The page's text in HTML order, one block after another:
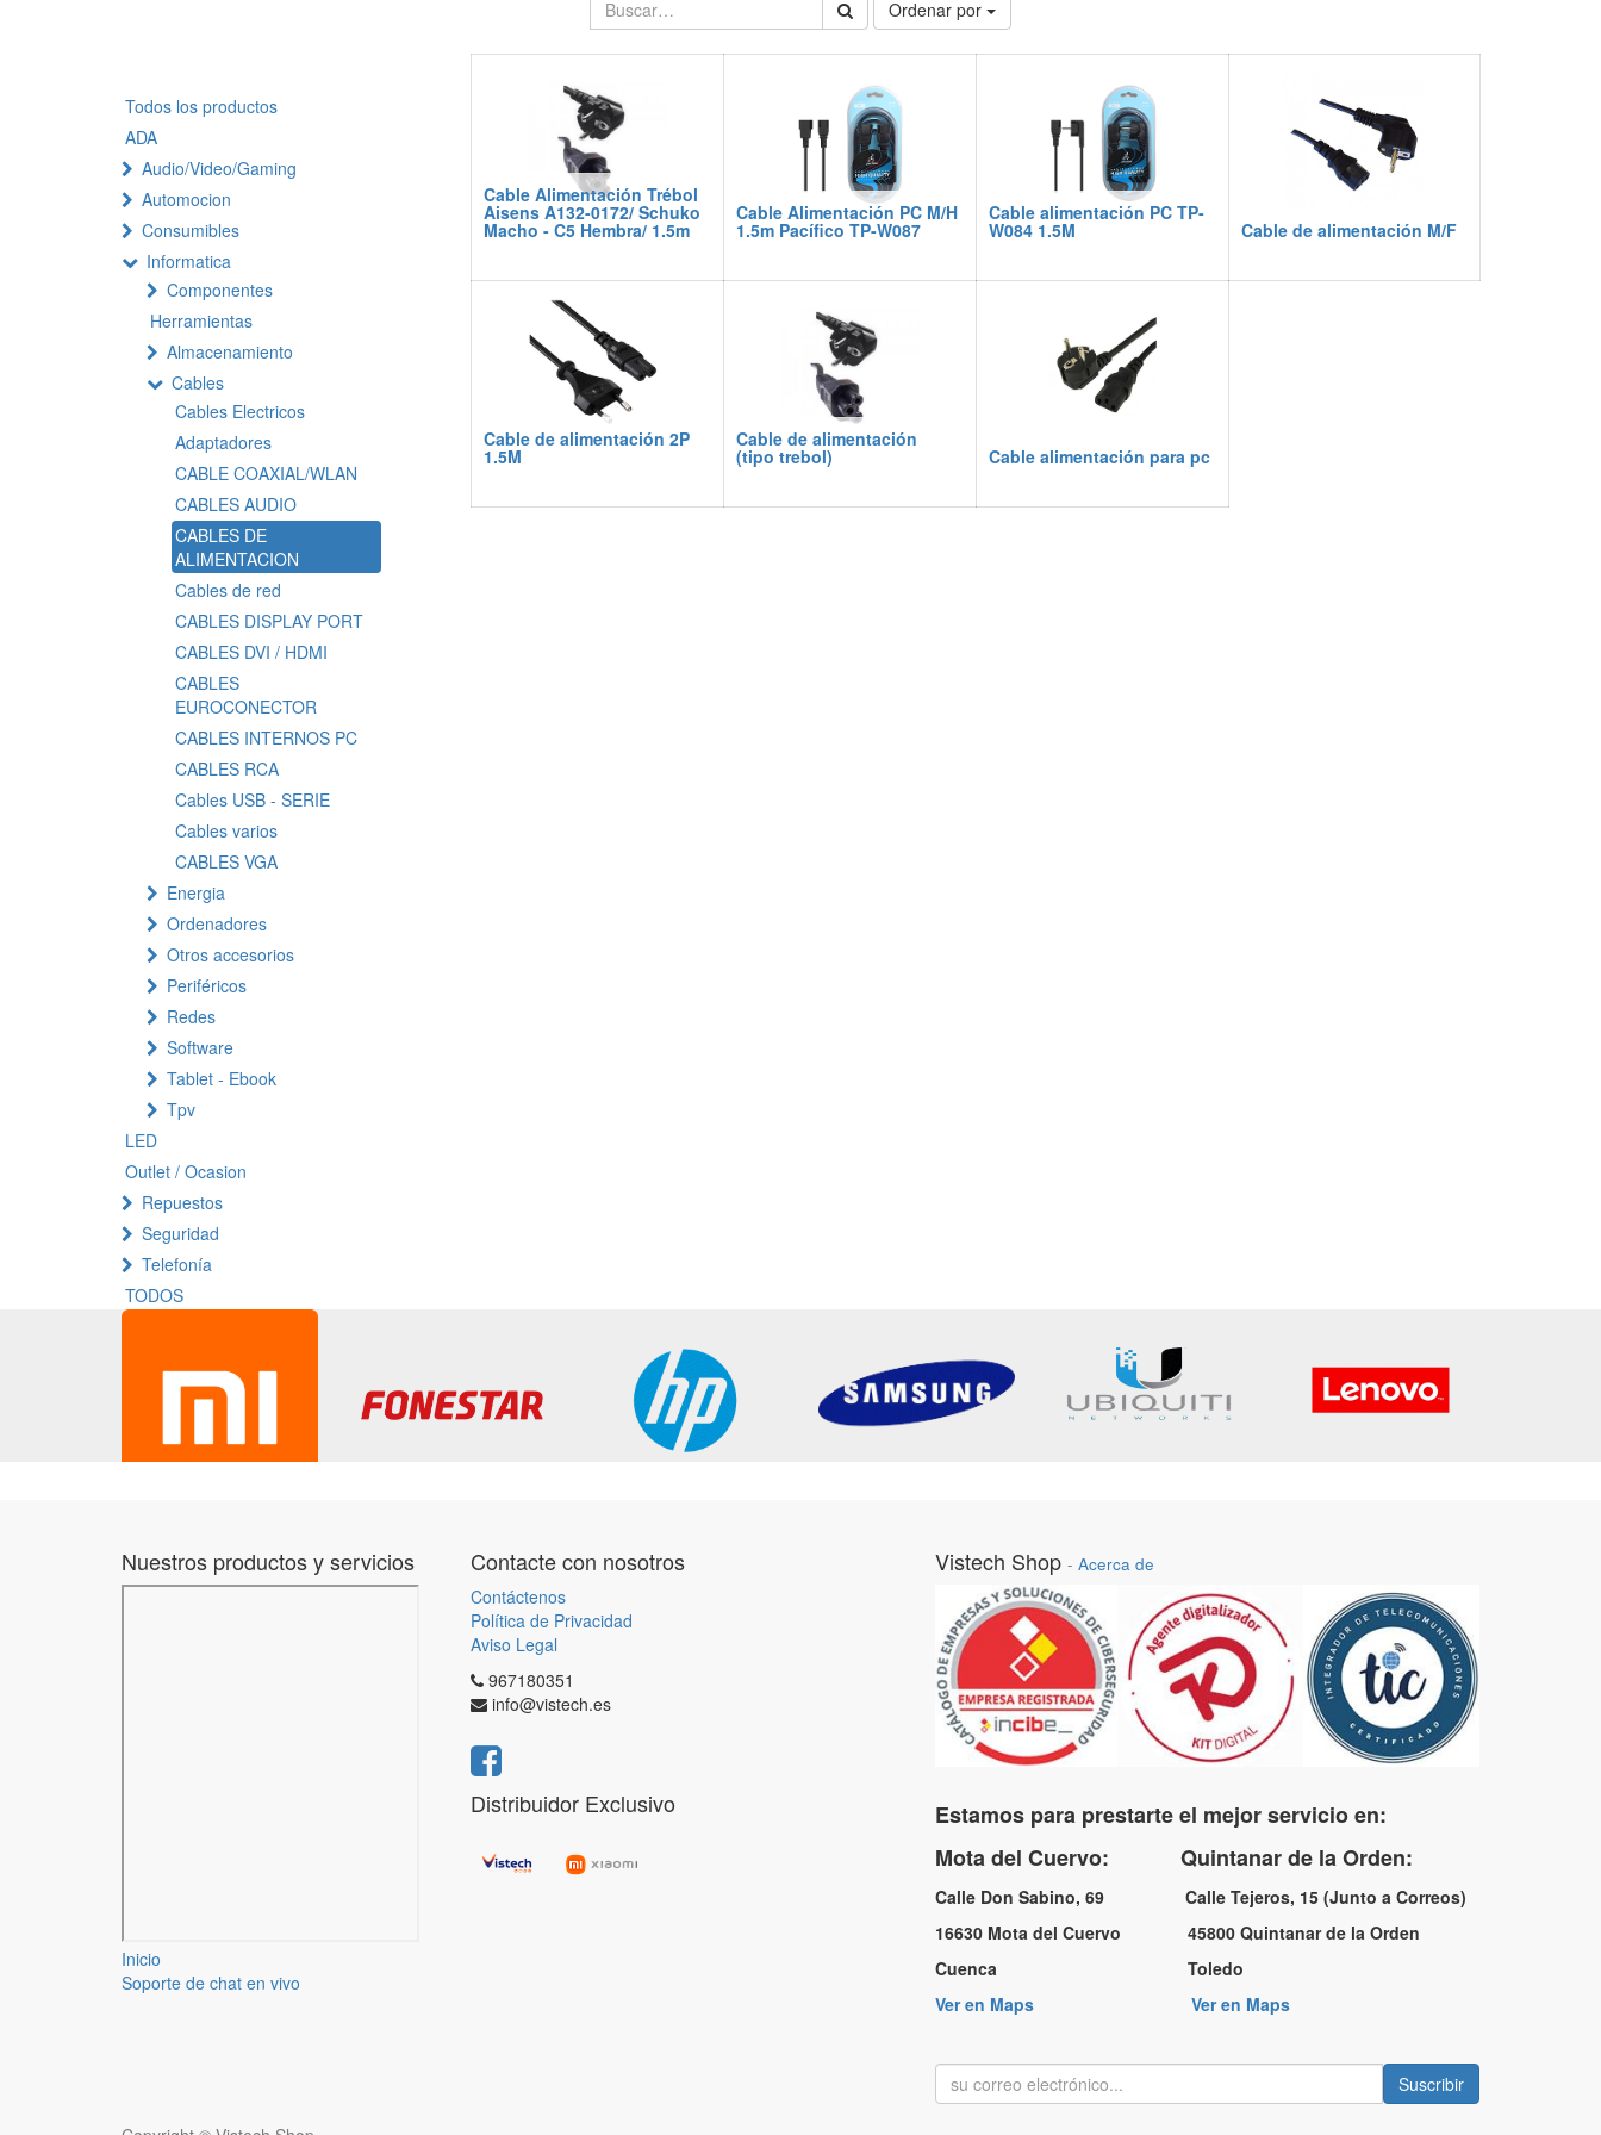
Ordenar por
Todos los productos
ADA
Audio/Video/Gaming
Automocion
Consumibles
Informatica
Componentes
Herramientas
Almacenamiento
Cables
Cables Electricos
Adaptadores
CABLE COAXIAL/WLAN
CABLES AUDIO
CABLES DE
ALIMENTACION
Cables de red
CABLES DISPLAY PORT
CABLES DVI / HDMI
CABLES
EUROCONECTOR
CABLES INTERNOS PC
CABLES RCA
Cables USB - SERIE
Cables varios
CABLES VGA
Energia
Ordenadores
Otros accesorios
Periféricos
Redes
Software
Tablet - Ebook
Tpv
LED
Outlet / Ocasion
Repuestos
Seguridad
Telefonía
TODOS
Cable Alimentación Trébol
Aisens A132-0172/ Schuko
Macho - C5 Hembra/ 1.5m
Cable Alimentación PC M/H
1.5m Pacífico TP-W087
Cable alimentación PC TP-
W084 1.5M Cable de alimentación M/F
Cable de alimentación 2P
1.5M
Cable de alimentación
(tipo trebol) Cable alimentación para pc
Nuestros productos y servicios
Inicio
Soporte de chat en vivo
Contacte con nosotros
Contáctenos
Política de Privacidad
Aviso Legal
967180351
info@vistech.es
Distribuidor Exclusivo
Vistech Shop - Acerca de
Estamos para prestarte el mejor servicio en:
Mota del Cuervo: Quintanar de la Orden:
Calle Don Sabino, 69 Calle Tejeros, 15 (Junto a Correos)
16630 Mota del Cuervo 45800 Quintanar de la Orden
Cuenca Toledo
Ver en Maps
Ver en Maps
Suscribir